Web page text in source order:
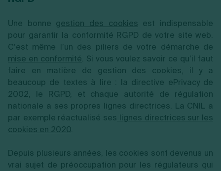
Une bonne gestion des cookies est indispensable
pour garantir la conformité RGPD de votre site web.
C’est même l’un des piliers de votre démarche de
mise en conformité. Si vous voulez savoir ce qu’il faut
faire en matière de gestion des cookies, il y a
beaucoup de textes à lire : la directive ePrivacy de
2002, le RGPD, et chaque autorité de régulation
nationale a ses propres lignes directrices. La CNIL a
par exemple réactualisé ses lignes directrices sur les
cookies en 2020.
Depuis plusieurs années, les cookies sont devenus un
vrai sujet de préoccupation pour les régulateurs qui